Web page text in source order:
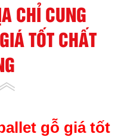
CHỈ CUNG
TỐT CHẤT
gỗ giá tốt